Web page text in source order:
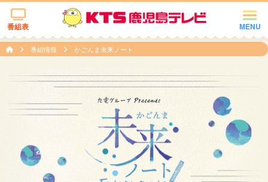
MENU
番組表
番組情報 かごんま未来ノート